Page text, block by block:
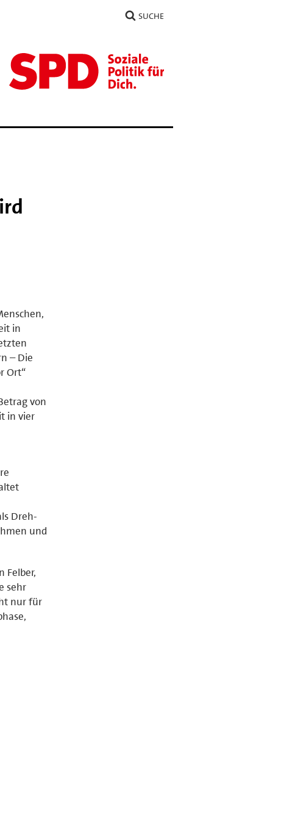
SUCHE
in
– Die
Ort“
von
in vier
Dreh-
und
Felber,
sehr
nur für